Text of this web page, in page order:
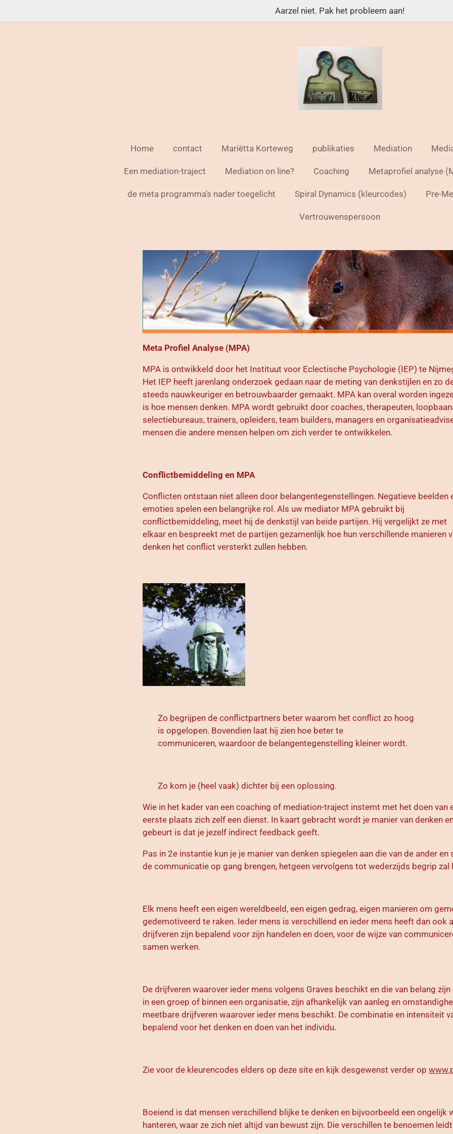
direct
Aarzel niet. Pak het probleem aan!
Home contact Mariëtta Korteweg publikaties Mediation
Een mediation-traject Mediation on line? Coaching Metaprofiel analyse
de meta programma's nader toegelicht Spiral Dynamics (kleurcodes) Pre-
Vertrouwenspersoon
Meta Profiel Analyse (MPA)
MPA is ontwikkeld door het Instituut voor Eclectische Psychologie (IEP) te
Het IEP heeft jarenlang onderzoek gedaan naar de meting van denkstijlen en zo
steeds nauwkeuriger en betrouwbaarder gemaakt. MPA kan overal worden
is hoe mensen denken. MPA wordt gebruikt door coaches, therapeuten,
selectiebureaus, trainers, opleiders, team builders, managers en
mensen die andere mensen helpen om zich verder te ontwikkelen.
Conflictbemiddeling en MPA
Conflicten ontstaan niet alleen door belangentegenstellingen. Negatieve beelden
emoties spelen een belangrijke rol. Als uw mediator MPA gebruikt bij
conflictbemiddeling, meet hij de denkstijl van beide partijen. Hij vergelijkt ze met
elkaar en bespreekt met de partijen gezamenlijk hoe hun verschillende manieren
denken het conflict versterkt zullen hebben.
Zo begrijpen de conflictpartners beter waarom het conflict zo hoog
is opgelopen. Bovendien laat hij zien hoe beter te
communiceren, waardoor de belangentegenstelling kleiner wordt.
Zo kom je (heel vaak) dichter bij een oplossing.
Wie in het kader van een coaching of mediation-traject instemt met het doen van
eerste plaats zich zelf een dienst. In kaart gebracht wordt je manier van denken
gebeurt is dat je jezelf indirect feedback geeft.
Pas in 2e instantie kun je je manier van denken spiegelen aan die van de ander
de communicatie op gang brengen, hetgeen vervolgens tot wederzijds begrip zal
Elk mens heeft een eigen wereldbeeld, een eigen gedrag, eigen manieren om
gedemotiveerd te raken. Ieder mens is verschillend en ieder mens heeft dan ook
drijfveren zijn bepalend voor zijn handelen en doen, voor de wijze van
samen werken.
De drijfveren waarover ieder mens volgens Graves beschikt en die van belang
in een groep of binnen een organisatie, zijn afhankelijk van aanleg en
meetbare drijfveren waarover ieder mens beschikt. De combinatie en intensiteit
bepalend voor het denken en doen van het individu.
Zie voor de kleurencodes elders op deze site en kijk desgewenst verder op
Boeiend is dat mensen verschillend blijke te denken en bijvoorbeeld een ongelijk
hanteren, waar ze zich niet altijd van bewust zijn. Die verschillen te benoemen